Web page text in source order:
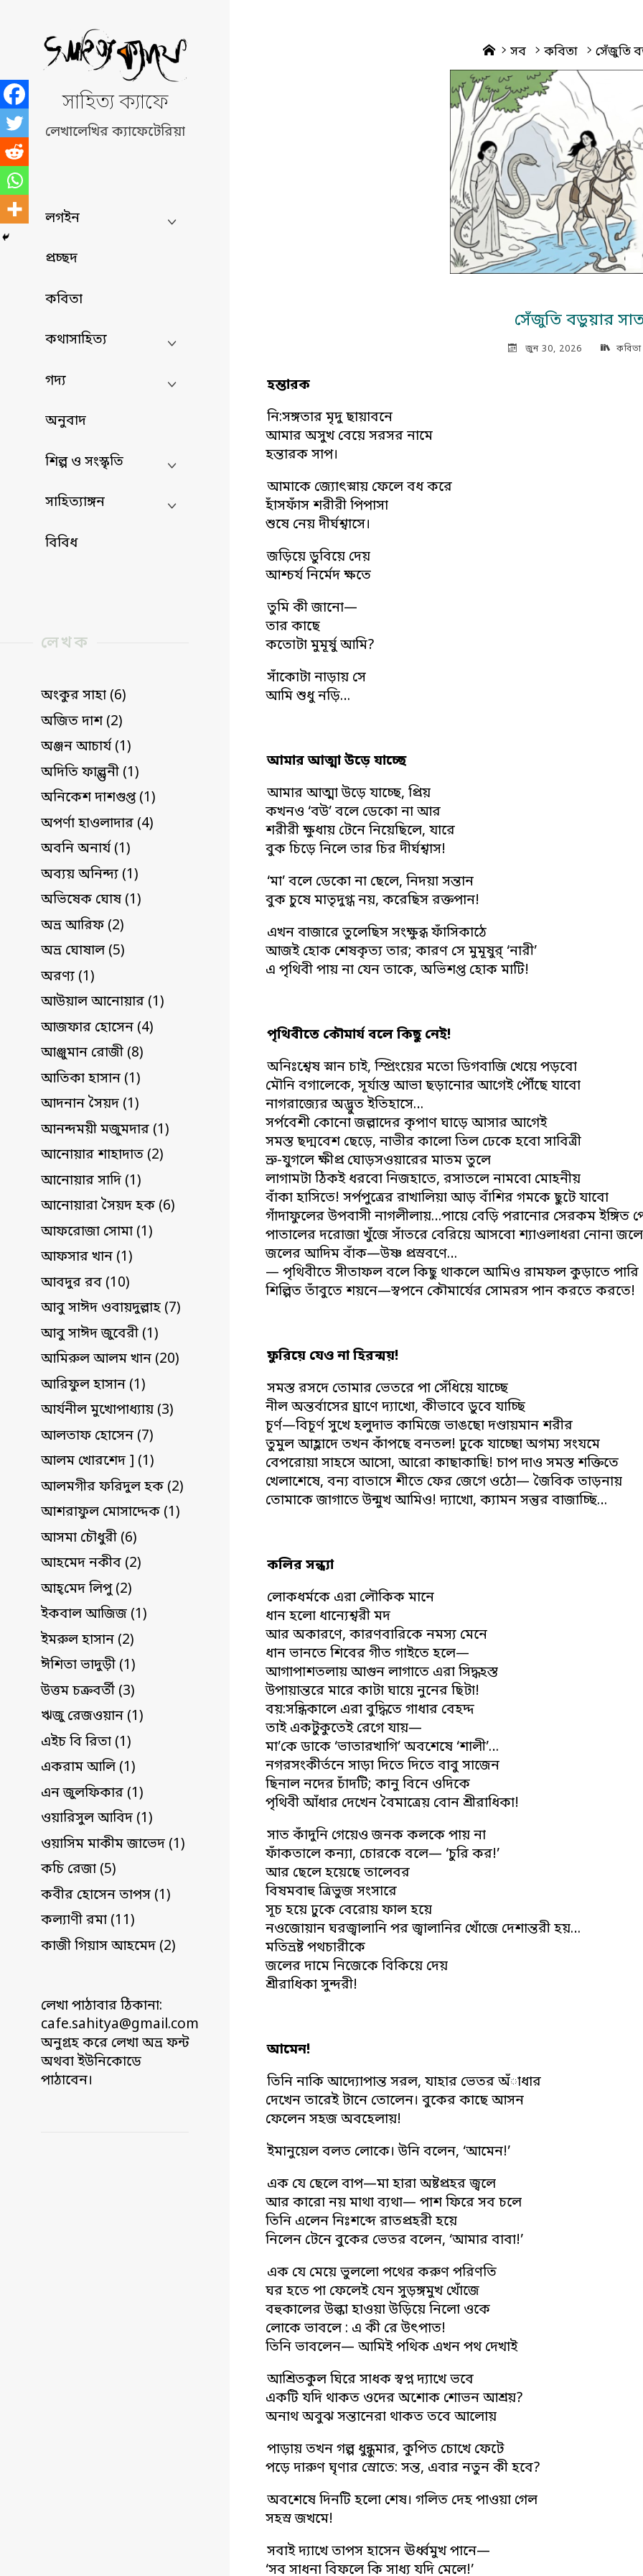
content
সাহিত্য ক্যাফে
লেখালেখির ক্যাফেটেরিয়া
লগইন
প্রচ্ছদ
কবিতা
কথাসাহিত্য
গদ্য
অনুবাদ
শিল্প ও সংস্কৃতি
সাহিত্যাঙ্গন
বিবিধ
লেখক
অংকুর সাহা (6)
অজিত দাশ (2)
অঞ্জন আচার্য (1)
অদিতি ফাল্গুনী (1)
অনিকেশ দাশগুপ্ত (1)
অপর্ণা হাওলাদার (4)
অবনি অনার্য (1)
অব্যয় অনিন্দ্য (1)
অভিষেক ঘোষ (1)
অভ্র আরিফ (2)
অভ্র ঘোষাল (5)
অরণ্য (1)
আউয়াল আনোয়ার (1)
আজফার হোসেন (4)
আঞ্জুমান রোজী (8)
আতিকা হাসান (1)
আদনান সৈয়দ (1)
আনন্দময়ী মজুমদার (1)
আনোয়ার শাহাদাত (2)
আনোয়ার সাদি (1)
আনোয়ারা সৈয়দ হক (6)
আফরোজা সোমা (1)
আফসার খান (1)
আবদুর রব (10)
আবু সাঈদ ওবায়দুল্লাহ (7)
আবু সাঈদ জুবেরী (1)
আমিরুল আলম খান (20)
আরিফুল হাসান (1)
আর্যনীল মুখোপাধ্যায় (3)
আলতাফ হোসেন (7)
আলম খোরশেদ ] (1)
আলমগীর ফরিদুল হক (2)
আশরাফুল মোসাদ্দেক (1)
আসমা চৌধুরী (6)
আহমেদ নকীব (2)
আহ্‌মেদ লিপু (2)
ইকবাল আজিজ (1)
ইমরুল হাসান (2)
ঈশিতা ভাদুড়ী (1)
উত্তম চক্রবর্তী (3)
ঋজু রেজওয়ান (1)
এইচ বি রিতা (1)
একরাম আলি (1)
এন জুলফিকার (1)
ওয়ারিসুল আবিদ (1)
ওয়াসিম মাকীম জাভেদ (1)
কচি রেজা (5)
কবীর হোসেন তাপস (1)
কল্যাণী রমা (11)
কাজী গিয়াস আহমেদ (2)
লেখা পাঠাবার ঠিকানা:
cafe.sahitya@gmail.com
অনুগ্রহ করে লেখা অভ্র ফন্ট
অথবা ইউনিকোডে
পাঠাবেন।
Home
সব কবিতা সেঁজুতি
সেঁজুতি বড়ুয়ার
জুন 30, 2026 কবিতা
হন্তারক
নি:সঙ্গতার মৃদু ছায়াবনে
আমার অসুখ বেয়ে সরসর নামে
হন্তারক সাপ।
আমাকে জ্যোৎস্নায় ফেলে বধ করে
হাঁসফাঁস শরীরী পিপাসা
শুষে নেয় দীর্ঘশ্বাসে।
জড়িয়ে ডুবিয়ে দেয়
আশ্চর্য নির্মেদ ক্ষতে
তুমি কী জানো—
তার কাছে
কতোটা মুমূর্ষু আমি?
সাঁকোটা নাড়ায় সে
আমি শুধু নড়ি…
আমার আত্মা উড়ে যাচ্ছে
আমার আত্মা উড়ে যাচ্ছে, প্রিয়
কখনও ‘বউ’ বলে ডেকো না আর
শরীরী ক্ষুধায় টেনে নিয়েছিলে, যারে
বুক চিড়ে নিলে তার চির দীর্ঘশ্বাস!
‘মা’ বলে ডেকো না ছেলে, নিদয়া সন্তান
বুক চুষে মাতৃদুগ্ধ নয়, করেছিস রক্তপান!
এখন বাজারে তুলেছিস সংক্ষুব্ধ ফাঁসিকাঠে
আজই হোক শেষকৃত্য তার; কারণ সে মুমূষুর্ ‘নারী’
এ পৃথিবী পায় না যেন তাকে, অভিশপ্ত হোক মাটি!
পৃথিবীতে কৌমার্য বলে কিছু নেই!
অনিঃশ্বেষ স্নান চাই, স্প্রিংয়ের মতো ডিগবাজি খেয়ে পড়বো
মৌনি বগালেকে, সূর্যাস্ত আভা ছড়ানোর আগেই পৌঁছে যাবো
নাগরাজ্যের অদ্ভুত ইতিহাসে…
সর্পবেশী কোনো জল্লাদের কৃপাণ ঘাড়ে আসার আগেই
সমস্ত ছদ্মবেশ ছেড়ে, নাভীর কালো তিল ঢেকে হবো সাবিত্রী
ভ্রু-যুগলে ক্ষীপ্র ঘোড়সওয়ারের মাতম তুলে
লাগামটা ঠিকই ধরবো নিজহাতে, রসাতলে নামবো মোহনীয়
বাঁকা হাসিতে! সর্পপুত্রের রাখালিয়া আড় বাঁশির গমকে ছুটে যাবো
গাঁদাফুলের উপবাসী নাগলীলায়…পায়ে বেড়ি পরানোর সেরকম ইঙ্গিত
পাতালের দরোজা খুঁজে সাঁতরে বেরিয়ে আসবো শ্যাওলাধরা নোনা জলে
জলের আদিম বাঁক—উষ্ণ প্রস্রবণে…
— পৃথিবীতে সীতাফল বলে কিছু থাকলে আমিও রামফল কুড়াতে পারি
শিল্পিত তাঁবুতে শয়নে—স্বপনে কৌমার্যের সোমরস পান করতে করতে!
ফুরিয়ে যেও না হিরন্ময়!
সমস্ত রসদে তোমার ভেতরে পা সেঁধিয়ে যাচ্ছে
নীল অন্তর্বাসের ঘ্রাণে দ্যাখো, কীভাবে ডুবে যাচ্ছি
চূর্ণ—বিচূর্ণ সুখে হলুদাভ কামিজে ভাঙছো দণ্ডায়মান শরীর
তুমুল আহ্লাদে তখন কাঁপছে বনতল! ঢুকে যাচ্ছো অগম্য সংযমে
বেপরোয়া সাহসে আসো, আরো কাছাকাছি! চাপ দাও সমস্ত শক্তিতে
খেলাশেষে, বন্য বাতাসে শীতে ফের জেগে ওঠো— জৈবিক তাড়নায়
তোমাকে জাগাতে উন্মুখ আমিও! দ্যাখো, ক্যামন সন্তুর বাজাচ্ছি…
কলির সন্ধ্যা
লোকধর্মকে এরা লৌকিক মানে
ধান হলো ধান্যেশ্বরী মদ
আর অকারণে, কারণবারিকে নমস্য মেনে
ধান ভানতে শিবের গীত গাইতে হলে—
আগাপাশতলায় আগুন লাগাতে এরা সিদ্ধহস্ত
উপায়ান্তরে মারে কাটা ঘায়ে নুনের ছিটা!
বয়:সন্ধিকালে এরা বুদ্ধিতে গাধার বেহদ্দ
তাই একটুকুতেই রেগে যায়—
মা’কে ডাকে ‘ভাতারখাগি’ অবশেষে ‘শালী’…
নগরসংকীর্তনে সাড়া দিতে দিতে বাবু সাজেন
ছিনাল নদের চাঁদটি; কানু বিনে ওদিকে
পৃথিবী আঁধার দেখেন বৈমাত্রেয় বোন শ্রীরাধিকা!
সাত কাঁদুনি গেয়েও জনক কলকে পায় না
ফাঁকতালে কন্যা, চোরকে বলে— ‘চুরি কর!’
আর ছেলে হয়েছে তালেবর
বিষমবাহু ত্রিভুজ সংসারে
সূচ হয়ে ঢুকে বেরোয় ফাল হয়ে
নওজোয়ান ঘরজ্বালানি পর জ্বালানির খোঁজে দেশান্তরী হয়…
মতিভ্রষ্ট পথচারীকে
জলের দামে নিজেকে বিকিয়ে দেয়
শ্রীরাধিকা সুন্দরী!
আমেন!
তিনি নাকি আদ্যোপান্ত সরল, যাহার ভেতর অঁাধার
দেখেন তারেই টানে তোলেন। বুকের কাছে আসন
ফেলেন সহজ অবহেলায়!
ইমানুয়েল বলত লোকে। উনি বলেন, ‘আমেন!’
এক যে ছেলে বাপ—মা হারা অষ্টপ্রহর জ্বলে
আর কারো নয় মাথা ব্যথা— পাশ ফিরে সব চলে
তিনি এলেন নিঃশব্দে রাতপ্রহরী হয়ে
নিলেন টেনে বুকের ভেতর বলেন, ‘আমার বাবা!’
এক যে মেয়ে ভুললো পথের করুণ পরিণতি
ঘর হতে পা ফেলেই যেন সুড়ঙ্গমুখ খোঁজে
বহুকালের উল্কা হাওয়া উড়িয়ে নিলো ওকে
লোকে ভাবলে : এ কী রে উৎপাত!
তিনি ভাবলেন— আমিই পথিক এখন পথ দেখাই
আশ্রিতকুল ঘিরে সাধক স্বপ্ন দ্যাখে ভবে
একটি যদি থাকত ওদের অশোক শোভন আশ্রয়?
অনাথ অবুঝ সন্তানেরা থাকত তবে আলোয়
পাড়ায় তখন গল্প ধুন্ধুমার, কুপিত চোখে ফেটে
পড়ে দারুণ ঘৃণার স্রোতে: সন্ত, এবার নতুন কী হবে?
অবশেষে দিনটি হলো শেষ। গলিত দেহ পাওয়া গেল
সহস্র জখমে!
সবাই দ্যাখে তাপস হাসেন ঊর্ধ্বমুখ পানে—
‘সব সাধনা বিফলে কি সাধ্য যদি মেলে!’